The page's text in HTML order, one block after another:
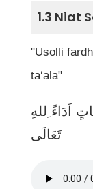
1.3 Niat
"Usolli
ta‘ala"
اَدَاءً ِللهِ
تَعَالَى